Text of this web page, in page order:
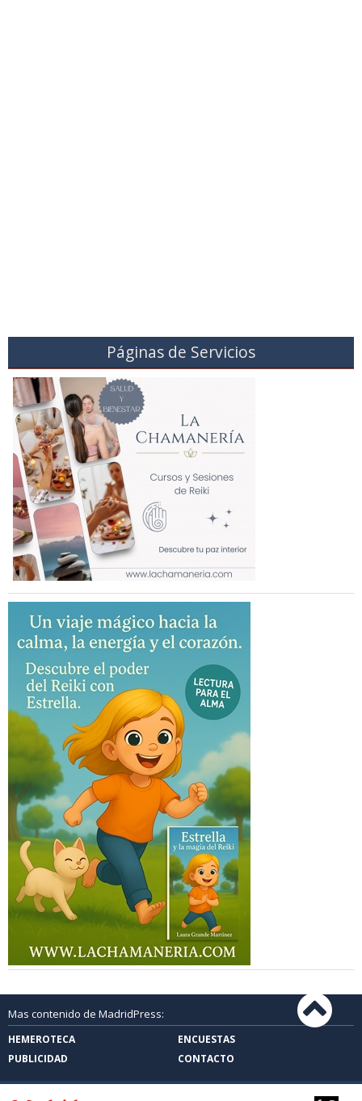
Páginas de Servicios
Mas contenido de MadridPress:
HEMEROTECA
ENCUESTAS
PUBLICIDAD
CONTACTO